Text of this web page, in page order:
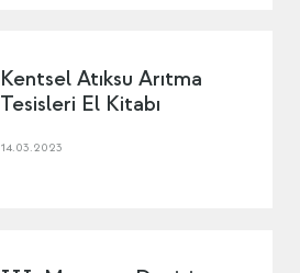
Kentsel Atıksu Arıtma
Tesisleri El Kitabı
14.03.2023